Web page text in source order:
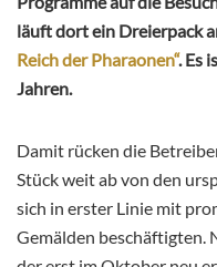
läuft dort ein Dreierpack
Reich der Pharaonen“. Es
Jahren.
Damit rücken die
Stück weit ab von den
sich in erster Linie mit
Gemälden beschäftigten.